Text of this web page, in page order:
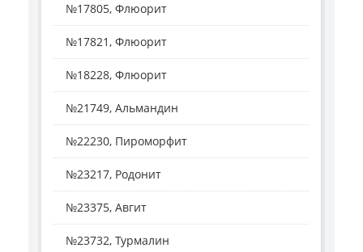
№17805, Флюорит
№17821, Флюорит
№18228, Флюорит
№21749, Альмандин
№22230, Пироморфит
№23217, Родонит
№23375, Авгит
№23732, Турмалин